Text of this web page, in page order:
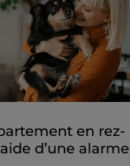
en rez-
d’une alarme